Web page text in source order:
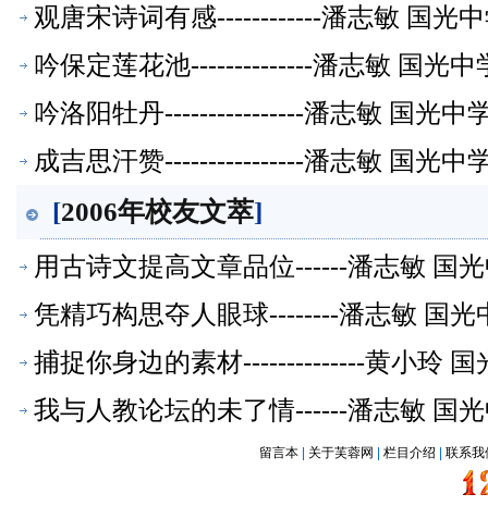
观唐宋诗词有感------------潘志敏 国光
吟保定莲花池--------------潘志敏 国光中
吟洛阳牡丹----------------潘志敏 国光中
成吉思汗赞----------------潘志敏 国光中
[2006年校友文萃]
用古诗文提高文章品位------潘志敏 国
凭精巧构思夺人眼球--------潘志敏 国光
捕捉你身边的素材--------------黄小玲 国
我与人教论坛的未了情------潘志敏 国
留言本| 关于芙蓉网 栏目介绍 联系我